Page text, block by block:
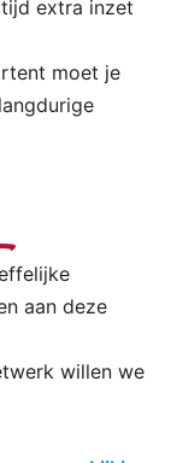
extra inzet
moet je
aan deze
willen we